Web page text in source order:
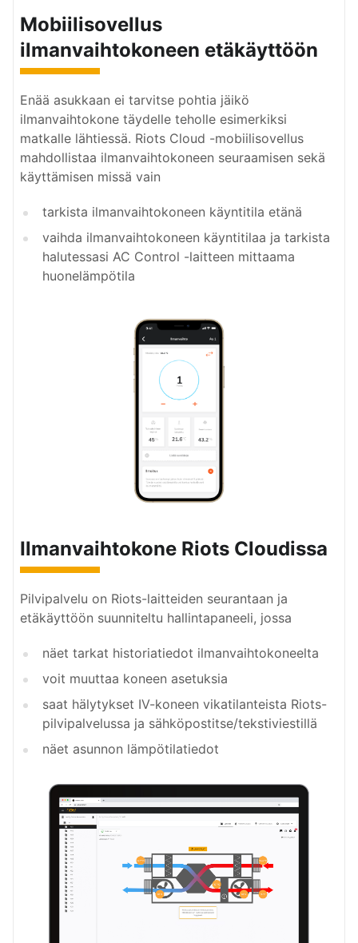
Mobiilisovellus
ilmanvaihtokoneen etäkäyttöön
Enää asukkaan ei tarvitse pohtia jäikö
ilmanvaihtokone täydelle teholle esimerkiksi
matkalle lähtiessä. Riots Cloud -mobiilisovellus
mahdollistaa ilmanvaihtokoneen seuraamisen sekä
käyttämisen missä vain
tarkista ilmanvaihtokoneen käyntitila etänä
vaihda ilmanvaihtokoneen käyntitilaa ja tarkista
halutessasi AC Control -laitteen mittaama
huonelämpötila
Ilmanvaihtokone Riots Cloudissa
Pilvipalvelu on Riots-laitteiden seurantaan ja
etäkäyttöön suunniteltu hallintapaneeli, jossa
näet tarkat historiatiedot ilmanvaihtokoneelta
voit muuttaa koneen asetuksia
saat hälytykset IV-koneen vikatilanteista Riots-
pilvipalvelussa ja sähköpostitse/tekstiviestillä
näet asunnon lämpötilatiedot